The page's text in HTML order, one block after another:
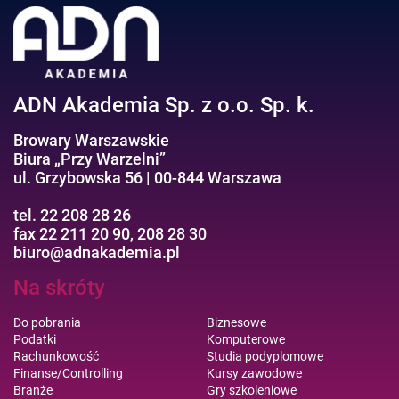
Efektywność osobista//Wellbeing
ADN Akademia Sp. z o.o. Sp. k.
Browary Warszawskie
Biura „Przy Warzelni”
ul. Grzybowska 56 | 00-844 Warszawa
tel. 22 208 28 26
fax 22 211 20 90, 208 28 30
biuro@adnakademia.pl
Na skróty
Do pobrania
Podatki
Rachunkowość
Finanse/Controlling
Branże
Biznesowe
Komputerowe
Studia podyplomowe
Kursy zawodowe
Gry szkoleniowe